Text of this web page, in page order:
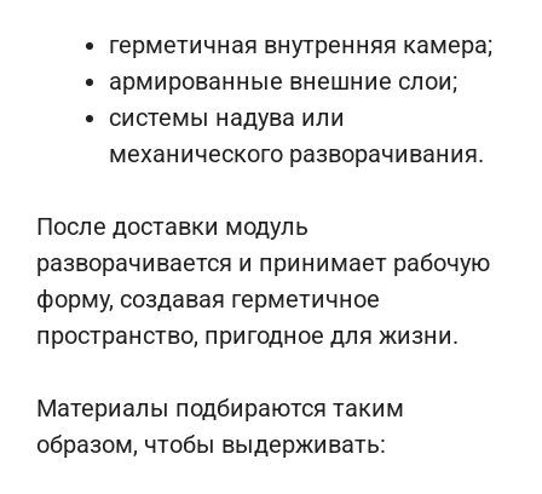
герметичная внутренняя камера;
армированные внешние слои;
системы надува или
механического разворачивания.
После доставки модуль
разворачивается и принимает рабочую
форму, создавая герметичное
пространство, пригодное для жизни.
Материалы подбираются таким
образом, чтобы выдерживать: